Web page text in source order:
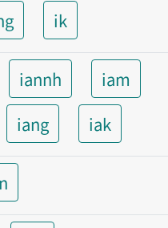
ik
iannh
iam
iang iak